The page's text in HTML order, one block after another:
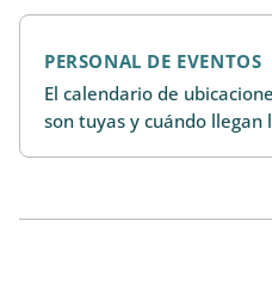
PERSONAL DE EVENTOS
El calendario de
son tuyas y cuándo llegan